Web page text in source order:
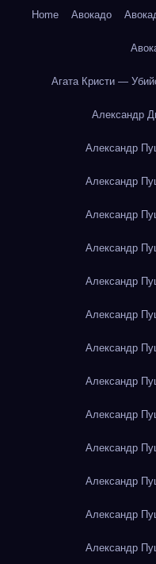
Home Авокадо
Агата Кристи —
Александр
Александр
Александр
Александр
Александр
Александр
Александр
Александр
Александр
Александр
Александр
Александр
Александр
Александр